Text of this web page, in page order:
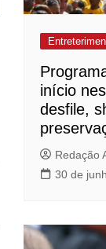
início
desfile,
Redação
30 de